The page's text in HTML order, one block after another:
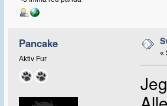
Pancake
Aktiv Fur
«